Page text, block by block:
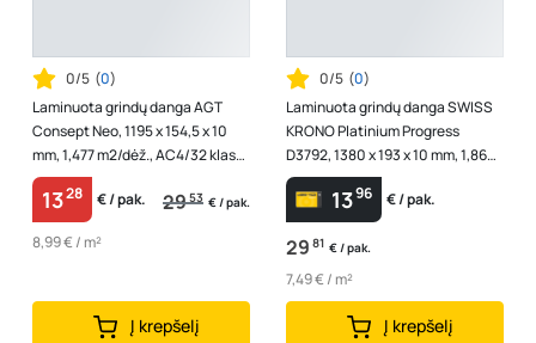
0/5 (0)
Laminuota grindų danga AGT
Consept Neo, 1195 x 154,5 x 10
mm, 1,477 m2/dėž., AC4/32 klasė,
V4, spl. "Casella"
1328 € / pak. 2953 € / pak.
8,99 € / m²
Į krepšelį
0/5 (0)
Laminuota grindų danga SWISS
KRONO Platinium Progress
D3792, 1380 x 193 x 10 mm, 1,864
m2/dėž., AC4/32 klasė, V4, spl. ...
1396 € / pak.
29 81 € / pak.
7,49 € / m²
Į krepšelį